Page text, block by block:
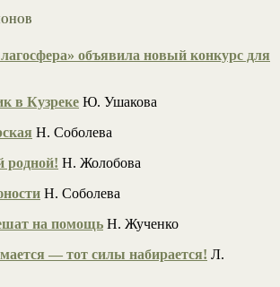
объявила новый конкурс для
в Кузреке Ю. Ушакова
Н. Соболева
Н. Жолобова
Н. Соболева
на помощь Н. Жученко
— тот силы набирается! Л.